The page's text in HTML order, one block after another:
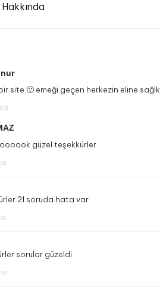
site 🙂 emeği geçen herkezin eline sağlk
güzel teşekkürler
soruda hata var.
sorular güzeldi.